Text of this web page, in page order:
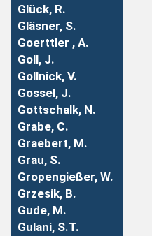
Glück, R.
Gläsner, S.
Goerttler , A.
Goll, J.
Gollnick, V.
Gossel, J.
Gottschalk, N.
Grabe, C.
Graebert, M.
Grau, S.
Gropengießer, W.
Grzesik, B.
Gude, M.
Gulani, S.T.